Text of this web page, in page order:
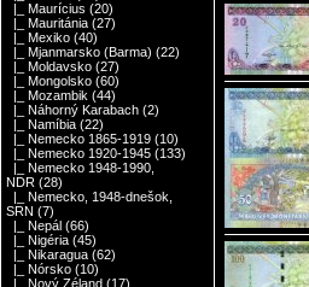
|_ Maurícius (20)
|_ Mauritánia (27)
|_ Mexiko (40)
|_ Mjanmarsko (Barma) (22)
|_ Moldavsko (27)
|_ Mongolsko (60)
|_ Mozambik (44)
|_ Náhorný Karabach (2)
|_ Namíbia (22)
|_ Nemecko 1865-1919 (10)
|_ Nemecko 1920-1945 (133)
|_ Nemecko 1948-1990,
NDR (28)
|_ Nemecko, 1948-dnešok,
SRN (7)
|_ Nepál (66)
|_ Nigéria (45)
|_ Nikaragua (62)
|_ Nórsko (10)
|_ Nový Zéland (17)